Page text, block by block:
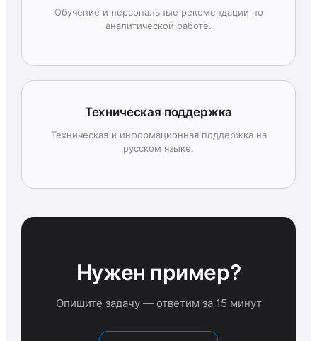
Обучение и персональные рекомендации по
аналитической работе.
Техническая поддержка
Техническая и информационная поддержка на
русском языке.
Нужен пример?
Опишите задачу — ответим за 15 минут